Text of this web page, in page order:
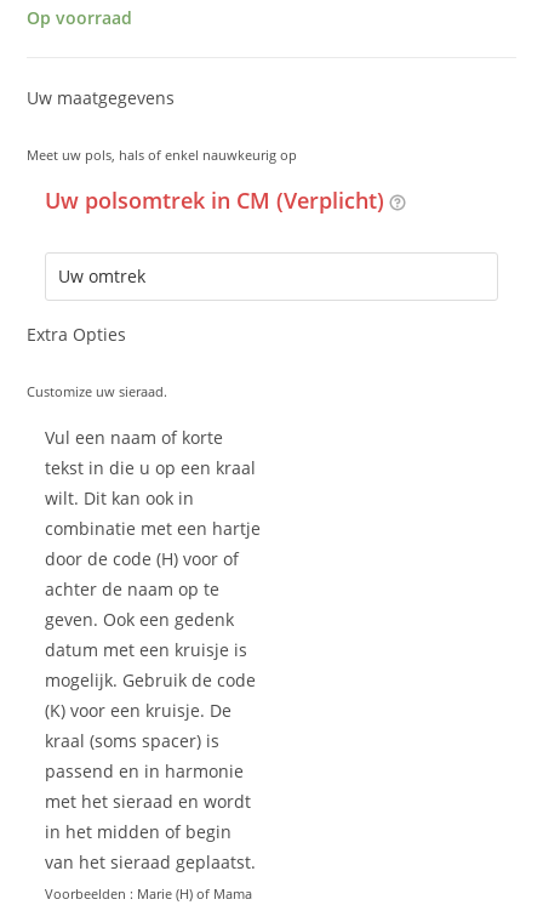
Op voorraad
Uw maatgegevens
Meet uw pols, hals of enkel nauwkeurig op
Uw polsomtrek in CM (Verplicht)
Extra Opties
Customize uw sieraad.
Vul een naam of korte
tekst in die u op een kraal
wilt. Dit kan ook in
combinatie met een hartje
door de code (H) voor of
achter de naam op te
geven. Ook een gedenk
datum met een kruisje is
mogelijk. Gebruik de code
(K) voor een kruisje. De
kraal (soms spacer) is
passend en in harmonie
met het sieraad en wordt
in het midden of begin
van het sieraad geplaatst.
Voorbeelden : Marie (H) of Mama